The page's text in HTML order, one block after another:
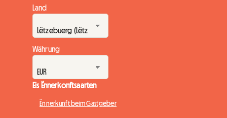
Land
Währung
Eis Ënnerkonftsaarten
Ënnerkunft beim Gastgeber